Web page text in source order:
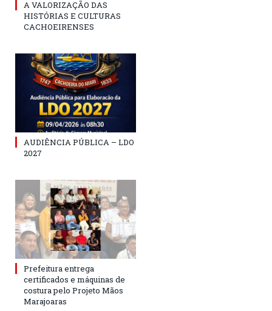
A VALORIZAÇÃO DAS
HISTÓRIAS E CULTURAS
CACHOEIRENSES
AUDIÊNCIA PÚBLICA – LDO
2027
Prefeitura entrega
certificados e máquinas de
costura pelo Projeto Mãos
Marajoaras